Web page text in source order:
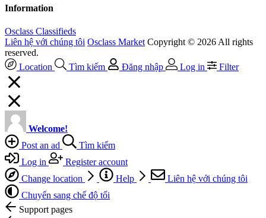
Information
Osclass Classifieds
Liên hệ với chúng tôi Osclass Market Copyright © 2026 All rights
reserved.
Location
Tìm kiếm Đăng nhập Log in Filter
Welcome!
Post an ad
Tìm kiếm
Log in
Register account
Change location
Help
Liên hệ với chúng tôi
Chuyển sang chế độ tối
Support pages